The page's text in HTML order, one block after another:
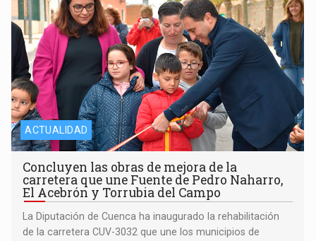
ACTUALIDAD
Concluyen las obras de mejora de la
carretera que une Fuente de Pedro Naharro,
El Acebrón y Torrubia del Campo
La Diputación de Cuenca ha inaugurado la rehabilitación
de la carretera CUV-3032 que une los municipios de